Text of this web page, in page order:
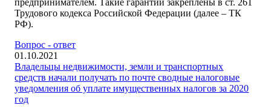
предпринимателем. Такие гарантии закреплены в ст. 261
Трудового кодекса Российской Федерации (далее – ТК
РФ).
Вопрос - ответ
01.10.2021
Владельцы недвижимости, земли и транспортных
средств начали получать по почте сводные налоговые
уведомления об уплате имущественных налогов за 2020
год